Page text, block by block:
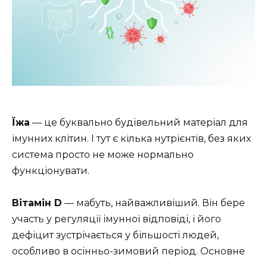
Їжа — це буквально будівельний матеріал для
імунних клітин. І тут є кілька нутрієнтів, без яких
система просто не може нормально
функціонувати.
Вітамін D — мабуть, найважливіший. Він бере
участь у регуляції імунної відповіді, і його
дефіцит зустрічається у більшості людей,
особливо в осінньо-зимовий період. Основне